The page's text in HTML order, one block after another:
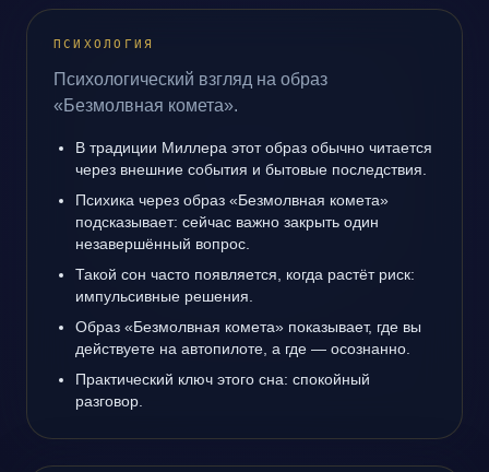
ПСИХОЛОГИЯ
Психологический взгляд на образ
«Безмолвная комета».
В традиции Миллера этот образ обычно читается
через внешние события и бытовые последствия.
Психика через образ «Безмолвная комета»
подсказывает: сейчас важно закрыть один
незавершённый вопрос.
Такой сон часто появляется, когда растёт риск:
импульсивные решения.
Образ «Безмолвная комета» показывает, где вы
действуете на автопилоте, а где — осознанно.
Практический ключ этого сна: спокойный
разговор.